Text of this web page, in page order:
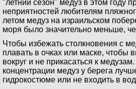
"летний сезон" медуз в этом году
неприятностей любителям
летом медуз на израильском
моря было значительно меньше,
Чтобы избежать столкновения с
плавать в очках или маске, чтобы
вокруг и не прикасаться к
концентрации медуз у берега
гидрокостюме или не входить в